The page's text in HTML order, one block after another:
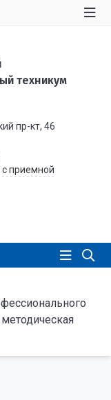
техникум
пр-кт, 46
приемной